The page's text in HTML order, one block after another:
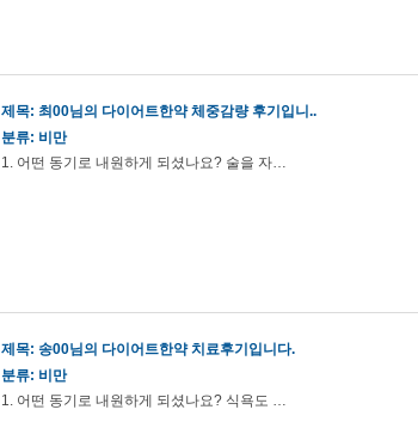
제목: 최00님의 다이어트한약 체중감량 후기입니..
분류: 비만
1. 어떤 동기로 내원하게 되셨나요? 술을 자…
제목: 송00님의 다이어트한약 치료후기입니다.
분류: 비만
1. 어떤 동기로 내원하게 되셨나요? 식욕도 …